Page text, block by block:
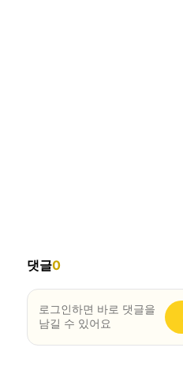
댓글0
로그인하면 바로 댓글을
남길 수 있어요